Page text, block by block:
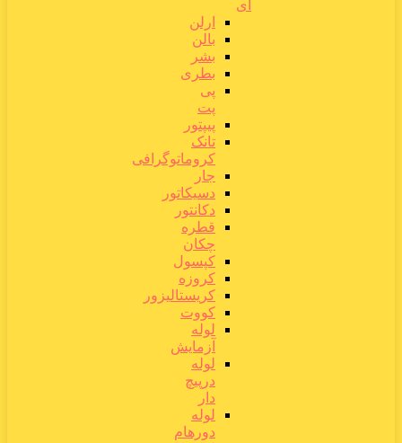
ای
ارلن
بالن
بشر
بطری
پی
پت
پیپتور
تانک
کروماتوگرافی
جار
دسیکاتور
دکانتور
قطره
چکان
کپسول
کروزه
کریستالیزور
کووت
لوله
آزمایش
لوله
درپیچ
دار
لوله
دورهام